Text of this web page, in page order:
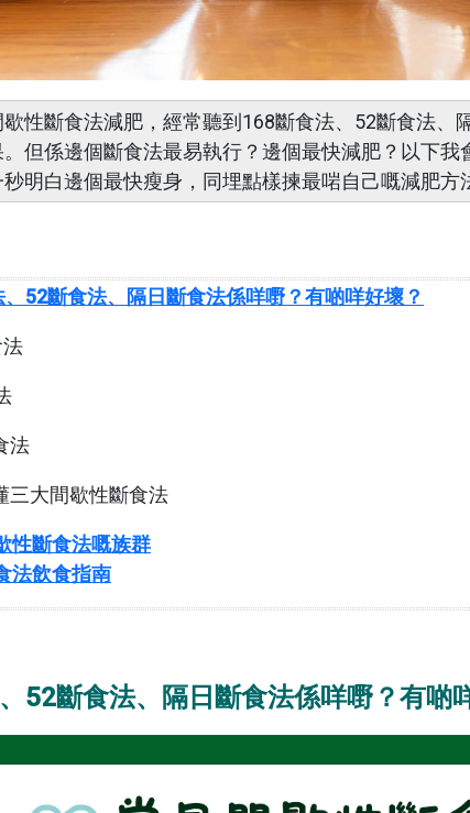
性斷食法減肥，經常聽到168斷食法、52斷食法、
。但係邊個斷食法最易執行？邊個最快減肥？以下我
明白邊個最快瘦身，同埋點樣揀最啱自己嘅減肥方
、52斷食法、隔日斷食法係咩嘢？有啲咩好壞？
法
大間歇性斷食法
性斷食法嘅族群
法飲食指南
52斷食法、隔日斷食法係咩嘢？有啲